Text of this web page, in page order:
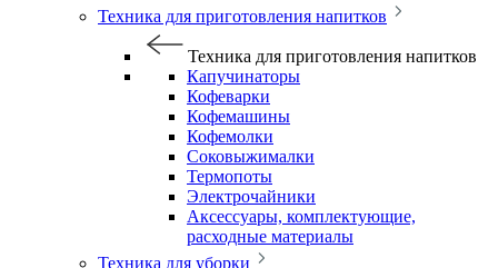
Техника для приготовления напитков
Техника для приготовления напитков
Капучинаторы
Кофеварки
Кофемашины
Кофемолки
Соковыжималки
Термопоты
Электрочайники
Аксессуары, комплектующие,
расходные материалы
Техника для уборки